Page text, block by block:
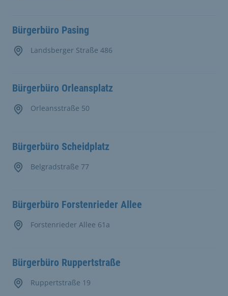
Bürgerbüro Pasing
Landsberger Straße 486
Bürgerbüro Orleansplatz
Orleansstraße 50
Bürgerbüro Scheidplatz
Belgradstraße 77
Bürgerbüro Forstenrieder Allee
Forstenrieder Allee 61a
Bürgerbüro Ruppertstraße
Ruppertstraße 19